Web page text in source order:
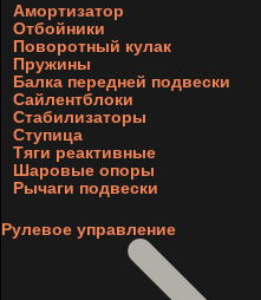
Амортизатор
Отбойники
Поворотный кулак
Пружины
Балка передней подвески
Сайлентблоки
Стабилизаторы
Ступица
Тяги реактивные
Шаровые опоры
Рычаги подвески
Рулевое управление